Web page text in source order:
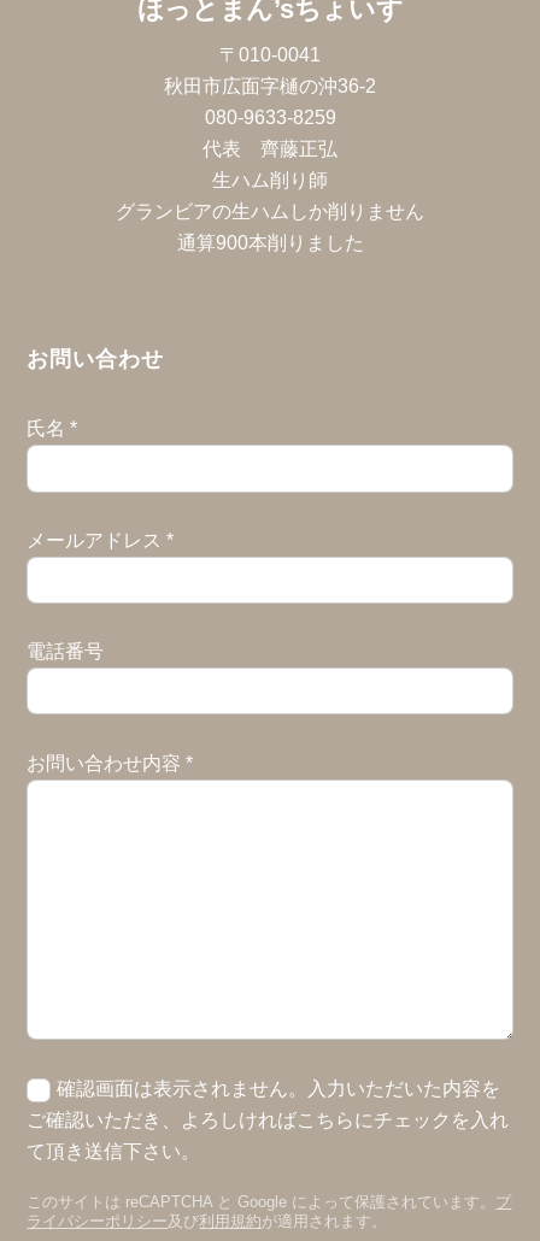
ほっとまん’sちょいす
〒010-0041
秋田市広面字樋の沖36-2
080-9633-8259
代表 齊藤正弘
生ハム削り師
グランビアの生ハムしか削りません
通算900本削りました
お問い合わせ
氏名*
メールアドレス*
電話番号
お問い合わせ内容*
確認画面は表示されません。入力いただいた内容を
ご確認いただき、よろしければこちらにチェックを入れ
て頂き送信下さい。
このサイトは reCAPTCHA と Google によって保護されています。 プ
ライバシーポリシー及び利用規約が適用されます。